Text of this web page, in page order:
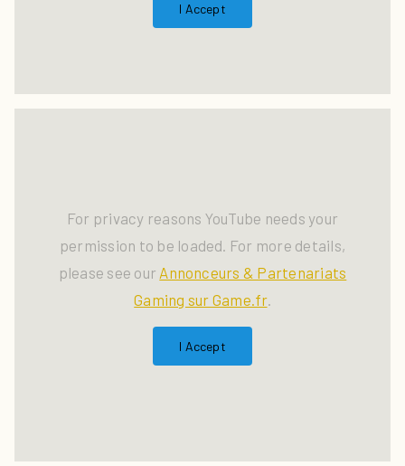
I Accept
For privacy reasons YouTube needs your
permission to be loaded. For more details,
please see our Annonceurs & Partenariats
Gaming sur Game.fr.
I Accept